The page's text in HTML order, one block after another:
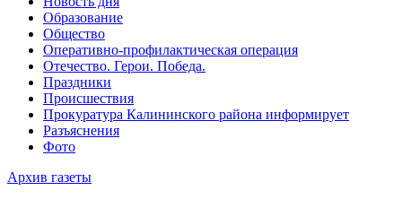
Образование
Общество
Оперативно-профилактическая операция
Отечество. Герои. Победа.
Праздники
Происшествия
Прокуратура Калининского района информирует
Разъяснения
Фото
Архив газеты